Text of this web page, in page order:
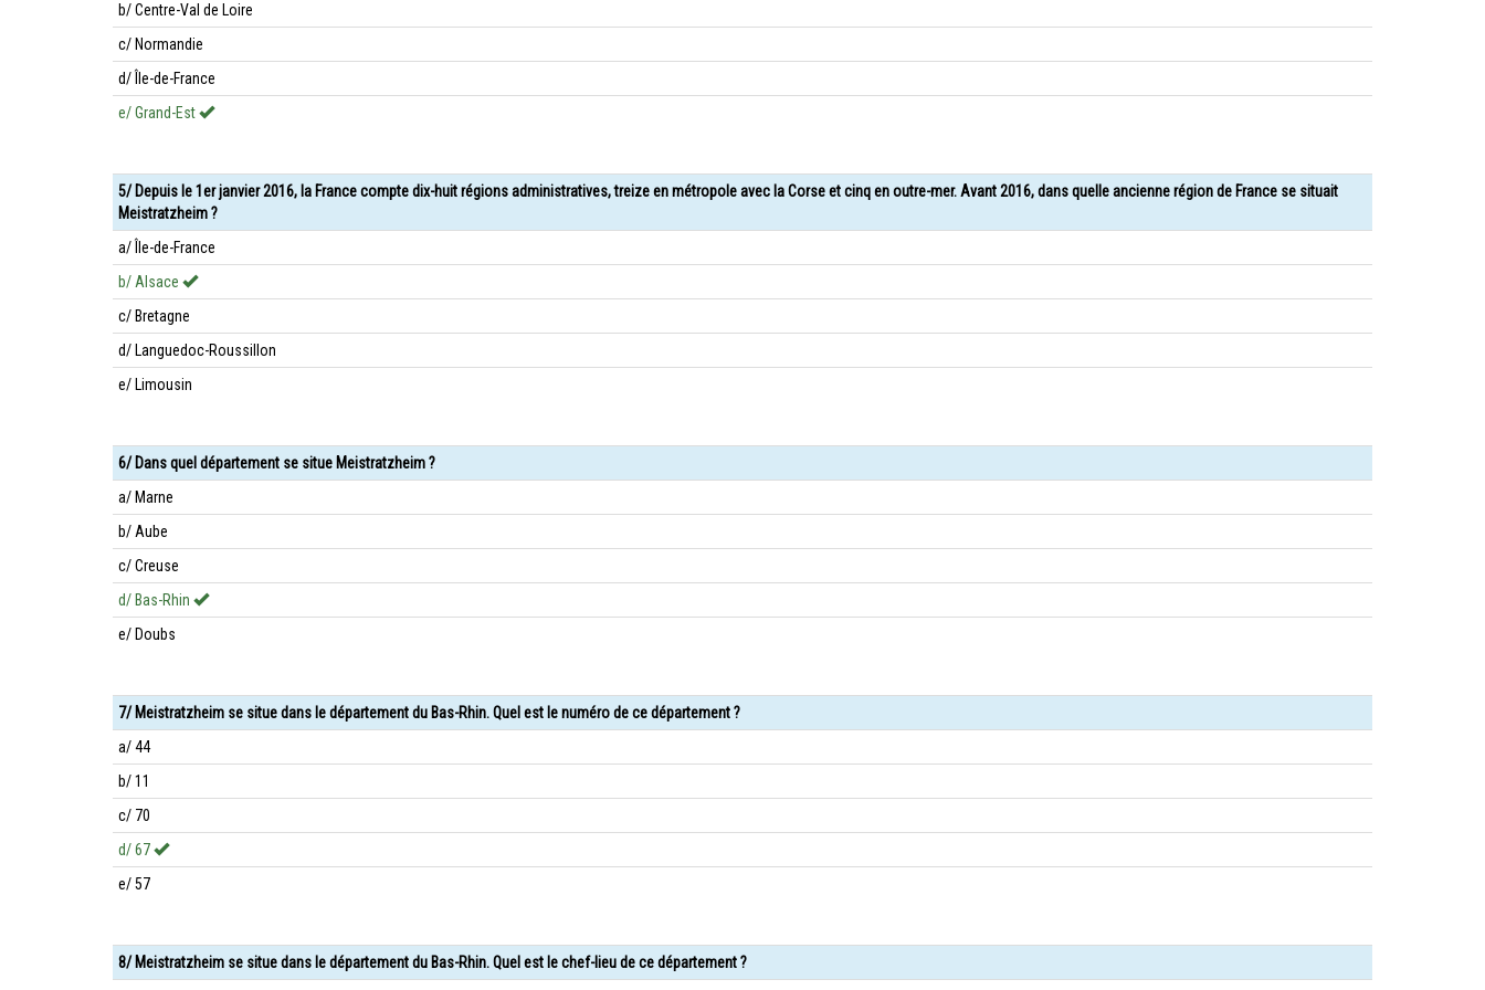
b/ Centre-Val de Loire
c/ Normandie
d/ Île-de-France
e/ Grand-Est
5/ Depuis le 1er janvier 2016, la France compte dix-huit régions administratives, treize en métropole avec la Corse et cinq en outre-mer. Avant 2016, dans quelle ancienne région de France se situait
Meistratzheim ?
a/ Île-de-France
b/ Alsace
c/ Bretagne
d/ Languedoc-Roussillon
e/ Limousin
6/ Dans quel département se situe Meistratzheim ?
a/ Marne
b/ Aube
c/ Creuse
d/ Bas-Rhin
e/ Doubs
7/ Meistratzheim se situe dans le département du Bas-Rhin. Quel est le numéro de ce département ?
a/ 44
b/ 11
c/ 70
d/ 67
e/ 57
8/ Meistratzheim se situe dans le département du Bas-Rhin. Quel est le chef-lieu de ce département ?